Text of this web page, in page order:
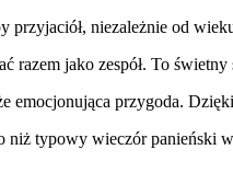
niezależnie od
razem jako zespół. To
emocjonująca przygoda.
typowy wieczór panieński